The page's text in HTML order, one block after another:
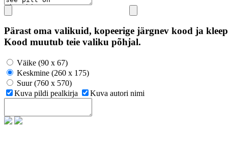
Pärast oma valikuid, kopeerige järgnev kood ja
Kood muutub teie valiku põhjal.
Väike (90 x 67)
Keskmine (260 x 175)
Suur (760 x 570)
Kuva pildi pealkirja
Kuva autori nimi